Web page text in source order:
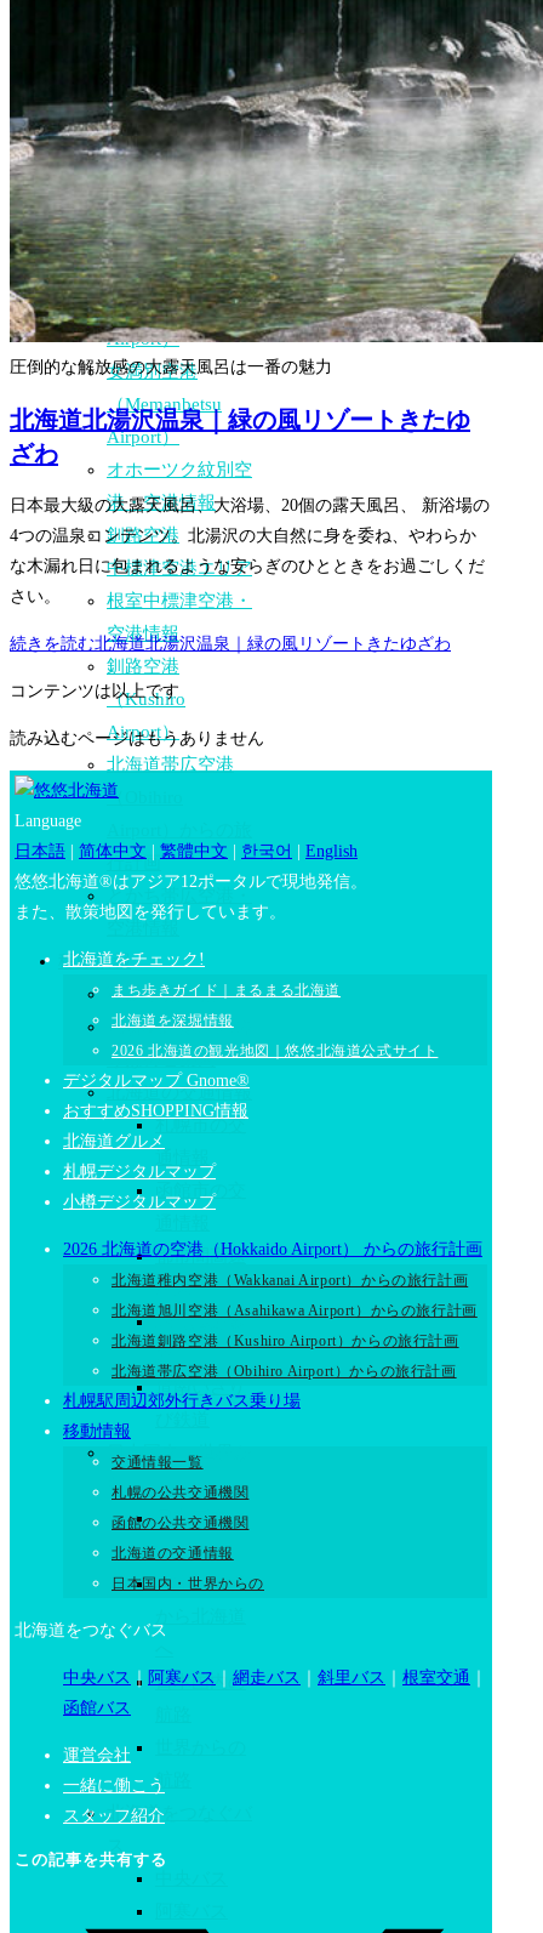
稚内空港・空港情
報
利尻空港・空港情
報
北海道旭川空港
（Asahikawa
Airport）からの旅
行計画
旭川空港
（Asahikawa
Airport）
女満別空港
（Memanbetsu
Airport）
オホーツク紋別空
港・空港情報
釧路空港
中標津空港エリア
根室中標津空港・
空港情報
釧路空港
（Kushiro
Airport）
北海道帯広空港
（Obihiro
行計画
とかち帯広空港・
移動情報
移動情報一覧
札幌駅周辺バスの
りばのご案内
北海道の交通情報
札幌市の交
函館市の交
都市間高速
バス
JR北海道鉄
道
日本国内・世界か
ら
日本国内の
フェリー
東京・大阪
日本国内の
航路​
北海道をつなぐバ
圧倒的な解放感の大露天風呂は一番の魅力
北海道北湯沢温泉｜緑の風リゾートきたゆ
ざわ
日本最大級の大露天風呂、大浴場、20個の露天風呂、 新浴場の
4つの温泉コンテンツ。北湯沢の大自然に身を委ね、やわらか
な木漏れ日に包まれるような安らぎのひとときをお過ごしくだ
さい。
続きを読む北海道北湯沢温泉｜緑の風リゾートきたゆざわ
コンテンツは以上です
読み込むページはもうありません
Language
日本語
简体中文 繁體中文 한국어
English
悠悠北海道®はアジア12ポータルで現地発信。
また、散策地図を発行しています。
北海道をチェック!
まち歩きガイド｜まるまる北海道
北海道を深堀情報
2026 北海道の観光地図｜悠悠北海道公式サイト
デジタルマップ Gnome®
おすすめSHOPPING情報
北海道グルメ
札幌デジタルマップ
小樽デジタルマップ
2026 北海道の空港（Hokkaido Airport） からの旅行計画
北海道稚内空港（Wakkanai Airport）からの旅行計画
北海道旭川空港（Asahikawa Airport）からの旅行計画
北海道釧路空港（Kushiro Airport）からの旅行計画
北海道帯広空港（Obihiro Airport）からの旅行計画
札幌駅周辺郊外行きバス乗り場
移動情報
交通情報一覧
札幌の公共交通機関
函館の公共交通機関
北海道の交通情報
日本国内・世界からの
北海道をつなぐバス
中央バス ｜ 阿寒バス 網走バス 斜里バス 根室交通
函館バス
運営会社
一緒に働こう
スタッフ紹介
この記事を共有する